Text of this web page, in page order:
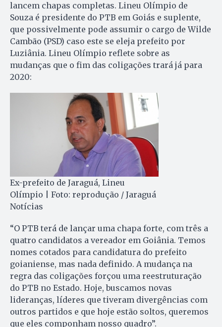
lancem chapas completas. Lineu Olímpio de
Souza é presidente do PTB em Goiás e suplente,
que possivelmente pode assumir o cargo de Wilde
Cambão (PSD) caso este se eleja prefeito por
Luziânia. Lineu Olímpio reflete sobre as
mudanças que o fim das coligações trará já para
2020:
Ex-prefeito de Jaraguá, Lineu
Olímpio | Foto: reprodução / Jaraguá
Notícias
“O PTB terá de lançar uma chapa forte, com três a
quatro candidatos a vereador em Goiânia. Temos
nomes cotados para candidatura do prefeito
goianiense, mas nada definido. A mudança na
regra das coligações forçou uma reestruturação
do PTB no Estado. Hoje, buscamos novas
lideranças, líderes que tiveram divergências com
outros partidos e que hoje estão soltos, queremos
que eles componham nosso quadro”.